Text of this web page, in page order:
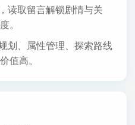
读取留言解锁剧情与关
。
划、属性管理、探索路线
值高。